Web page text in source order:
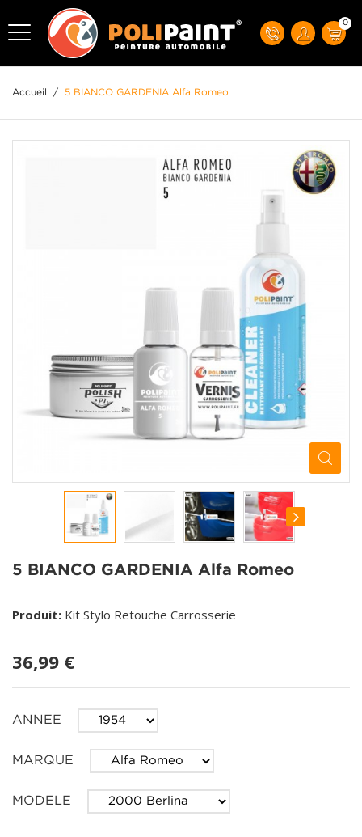
0
Accueil / 5 BIANCO GARDENIA Alfa Romeo
5 BIANCO GARDENIA Alfa Romeo
Produit: Kit Stylo Retouche Carrosserie
36,99 €
ANNEE
MARQUE
MODELE